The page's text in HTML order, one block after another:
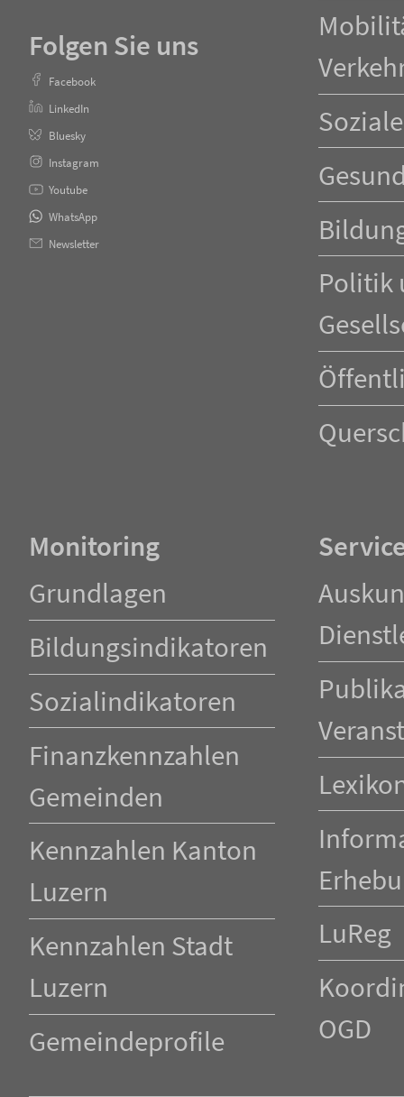
Folgen Sie uns
Facebook
LinkedIn
Bluesky
Instagram
Youtube
WhatsApp
Newsletter
Politik
Monitoring
überspringen
Grundlagen
Bildungsindikatoren
Sozialindikatoren
Finanzkennzahlen
Gemeinden
Kennzahlen Kanton
Luzern
Kennzahlen Stadt
Luzern
Gemeindeprofile
überspringen
LuReg
OGD